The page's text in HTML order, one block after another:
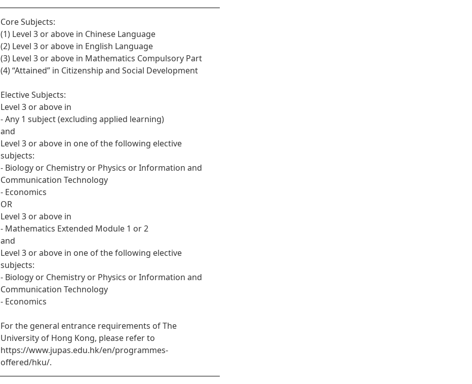
Core Subjects:
(1) Level 3 or above in Chinese Language
(2) Level 3 or above in English Language
(3) Level 3 or above in Mathematics Compulsory Part
(4) “Attained” in Citizenship and Social Development
Elective Subjects:
Level 3 or above in
- Any 1 subject (excluding applied learning)
and
Level 3 or above in one of the following elective
subjects:
- Biology or Chemistry or Physics or Information and
Communication Technology
- Economics
OR
Level 3 or above in
- Mathematics Extended Module 1 or 2
and
Level 3 or above in one of the following elective
subjects:
- Biology or Chemistry or Physics or Information and
Communication Technology
- Economics
For the general entrance requirements of The
University of Hong Kong, please refer to
https://www.jupas.edu.hk/en/programmes-
offered/hku/.